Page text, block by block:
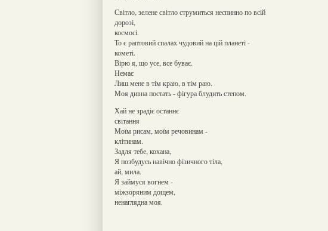
Світло, зелене світло струмиться неспинно по всій
дорозі,
космосі.
То є раптовий спалах чудовий на цій планеті -
кометі.
Вірю я, що усе, все буває.
Немає
Лиш мене в тім краю, в тім раю.
Моя дивна постать - фігура блудить степом.
Хай не зрадіє останнє
світання
Моїм рисам, моїм речовинам -
клітинам.
Задля тебе, кохана,
Я позбудусь навічно фізичного тіла,
ай, мила.
Я займуся вогнем -
міжзоряним дощем,
ненаглядна моя.